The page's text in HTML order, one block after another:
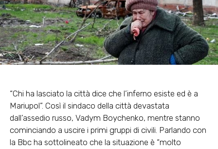
“Chi ha lasciato la città dice che l’inferno esiste ed è a
Mariupol”. Così il sindaco della città devastata
dall’assedio russo, Vadym Boychenko, mentre stanno
cominciando a uscire i primi gruppi di civili. Parlando con
la Bbc ha sottolineato che la situazione è “molto